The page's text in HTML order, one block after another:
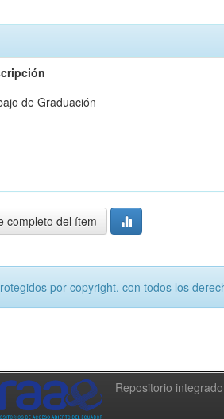
de Graduación
completo del ítem
por copyright, con todos los
Repositorio